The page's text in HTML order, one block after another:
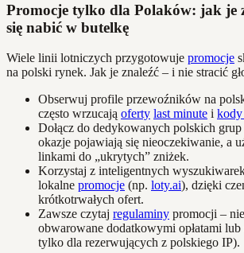
Promocje tylko dla Polaków: jak je
się nabić w butelkę
Wiele linii lotniczych przygotowuje promocje
na polski rynek. Jak je znaleźć – i nie stracić
Obserwuj profile przewoźników na
często wrzucają oferty last minute i kody
Dołącz do dedykowanych polskich
okazje pojawiają się nieoczekiwanie, a
linkami do „ukrytych” zniżek.
Korzystaj z inteligentnych
lokalne promocje (np. loty.ai), dzięki
krótkotrwałych ofert.
Zawsze czytaj regulaminy promocji –
obwarowane dodatkowymi opłatami
tylko dla rezerwujących z polskiego IP).